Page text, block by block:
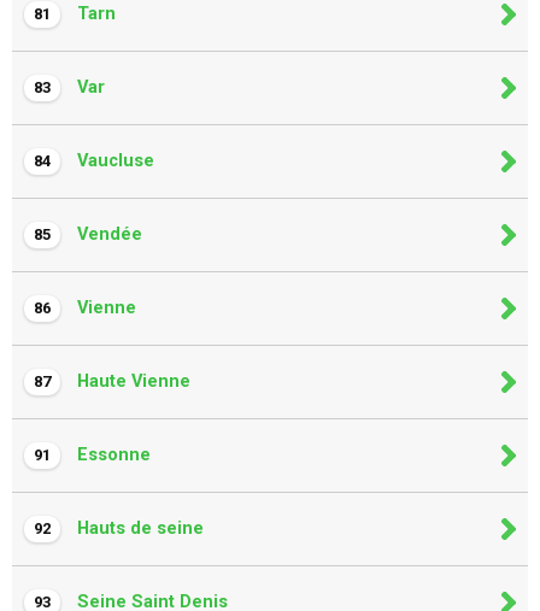
81 Tarn
83 Var
84 Vaucluse
85 Vendée
86 Vienne
87 Haute Vienne
91 Essonne
92 Hauts de seine
93 Seine Saint Denis